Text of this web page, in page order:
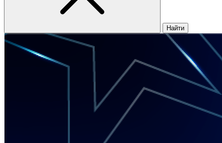
Найти